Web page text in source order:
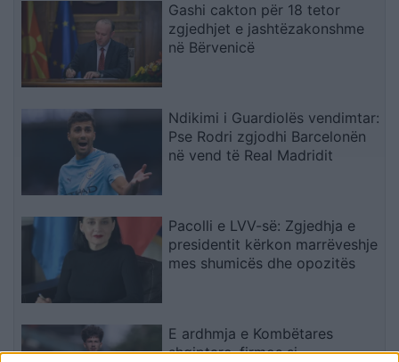
Gashi cakton për 18 tetor
zgjedhjet e jashtëzakonshme
në Bërvenicë
Ndikimi i Guardiolës vendimtar:
Pse Rodri zgjodhi Barcelonën
në vend të Real Madridit
Pacolli e LVV-së: Zgjedhja e
presidentit kërkon marrëveshje
mes shumicës dhe opozitës
E ardhmja e Kombëtares
shqiptare, firmos si